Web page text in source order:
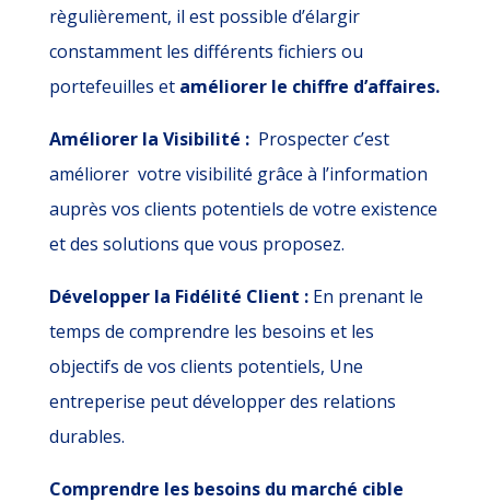
règulièrement, il est possible d’élargir
constamment les différents fichiers ou
portefeuilles et améliorer le chiffre d’affaires.
Améliorer la Visibilité :Prospecter c’est
améliorer votre visibilité grâce à l’information
auprès vos clients potentiels de votre existence
et des solutions que vous proposez.
Développer la Fidélité Client :En prenant le
temps de comprendre les besoins et les
objectifs de vos clients potentiels, Une
entreperise peut développer des relations
durables.
Comprendre les besoins du marché cible